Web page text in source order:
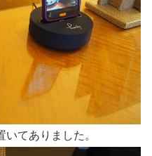
てありました。